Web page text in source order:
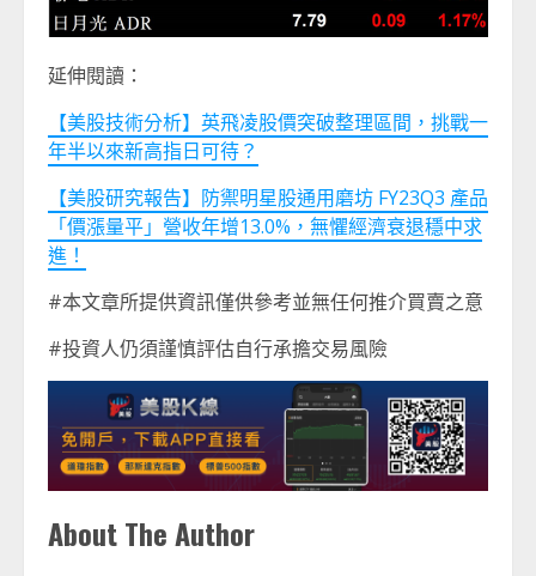
延伸閱讀：
【美股技術分析】英飛凌股價突破整理區間，挑戰一
年半以來新高指日可待？
【美股研究報告】防禦明星股通用磨坊 FY23Q3 產品
「價漲量平」營收年增13.0%，無懼經濟衰退穩中求
進！
#本文章所提供資訊僅供參考並無任何推介買賣之意
#投資人仍須謹慎評估自行承擔交易風險
About The Author